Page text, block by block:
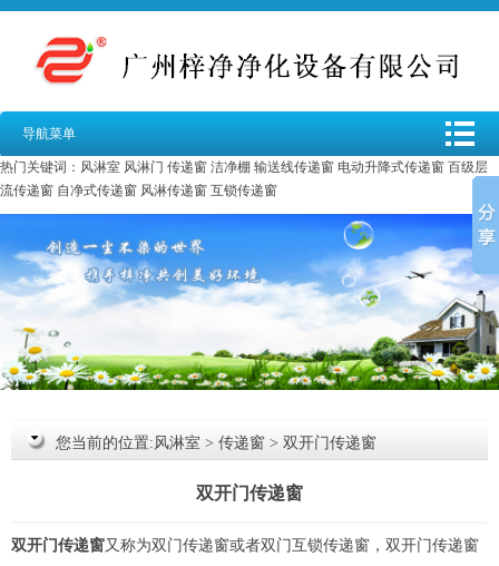
导航菜单
热门关键词： 风淋室 风淋门 传递窗 洁净棚 输送线传递窗 电动升降式传递窗 百级层
流传递窗 自净式传递窗 风淋传递窗 互锁传递窗
您当前的位置: 风淋室 > 传递窗 > 双开门传递窗
双开门传递窗
双开门传递窗又称为双门传递窗或者双门互锁传递窗，双开门传递窗